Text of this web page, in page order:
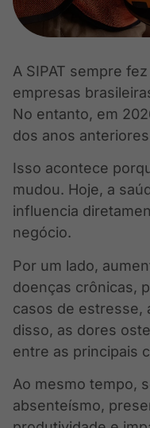
A SIPAT sempre
empresas
No entanto, em
dos anos
Isso acontece
mudou. Hoje, a
influencia
negócio.
Por um lado,
doenças crônicas,
casos de estresse,
disso, as dores
entre as principais
Ao mesmo tempo,
absenteísmo,